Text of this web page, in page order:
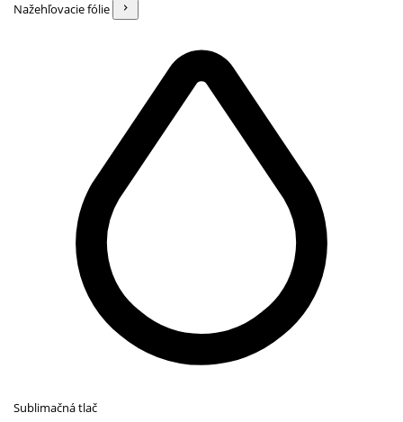
Nažehľovacie fólie
Sublimačná tlač